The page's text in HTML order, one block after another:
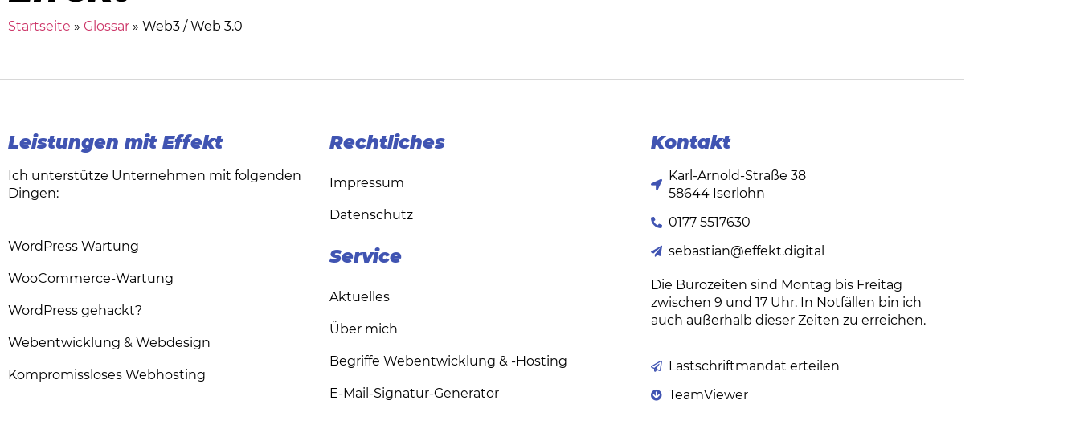
Startseite » Glossar » Web3 / Web 3.0
Leistungen mit Effekt
Ich unterstütze Unternehmen mit folgenden
Dingen:
WordPress Wartung
WooCommerce-Wartung
WordPress gehackt?
Webentwicklung & Webdesign
Kompromissloses Webhosting
Rechtliches
Impressum
Datenschutz
Service
Aktuelles
Über mich
Begriffe Webentwicklung & -Hosting
E-Mail-Signatur-Generator
Kontakt
Karl-Arnold-Straße 38
58644 Iserlohn
0177 5517630
sebastian@effekt.digital
Die Bürozeiten sind Montag bis Freitag
zwischen 9 und 17 Uhr. In Notfällen bin ich
auch außerhalb dieser Zeiten zu erreichen.
Lastschriftmandat erteilen
TeamViewer